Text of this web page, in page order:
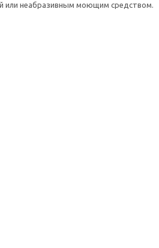
или неабразивным моющим средством.